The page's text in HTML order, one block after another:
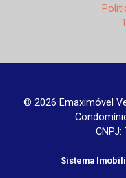
© 2026 Emaximóvel
CNPJ:
Sistema